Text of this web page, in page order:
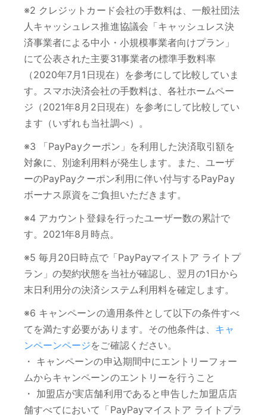
※2 クレジットカード会社の手数料は、一般社団法
人キャッシュレス推進協議会「キャッシュレス決
済事業者による中小・小規模事業者向けプラン」
にて公表された主要31事業者の標準手数料率
（2020年7月1日現在）を参考にして比較していま
す。スマホ決済会社の手数料は、各社ホームペー
ジ（2021年8月2日現在）を参考にして比較してい
ます（いずれも当社調べ）。
※3 「PayPayクーポン」を利用した決済取引額を
対象に、別途利用料が発生します。また、ユーザ
ーのPayPayクーポン利用に伴い付与するPayPay
ボーナス原資をご負担いただきます。
※4 アカウント登録を行ったユーザー数の累計で
す。2021年8月時点。
※5 毎月20日時点で「PayPayマイストア ライトプ
ラン」の契約状態を当社が確認し、翌月の1日から
末日利用分の決済システム利用料を確定します。
※6 キャンペーンの適用条件として以下の条件すべ
てを満たす必要があります。その他条件は、 キャ
ンペーンページをご確認ください。
・ キャンペーンの申込期間中にエントリーフォー
ムからキャンペーンのエントリーを行うこと
・ 加盟店が実店舗利用であると申告した加盟店店
舗すべてにおいて「PayPayマイストア ライトプラ